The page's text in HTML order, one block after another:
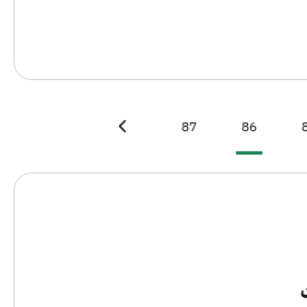
Current page
86
Page
87